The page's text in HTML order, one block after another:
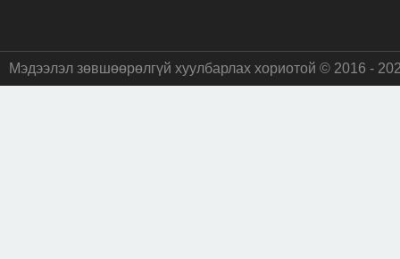
Мэдээлэл зөвшөөрөлгүй хуулбарлах хориотой © 2016 -